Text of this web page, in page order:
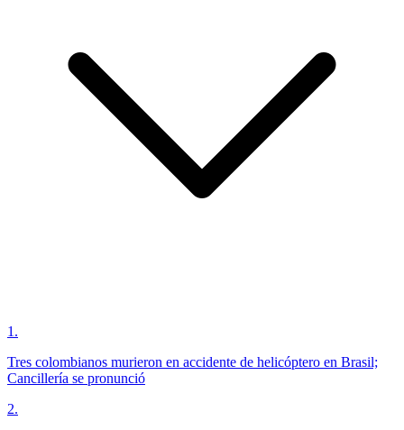
1 .
Tres colombianos murieron en accidente de helicóptero en Brasil;
Cancillería se pronunció
2.